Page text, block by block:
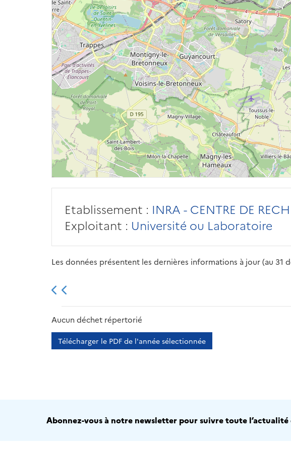
Etablissement : INRA - CENTRE DE
Exploitant : Université ou Laboratoire
Les données présentent les dernières informations à jour (au 31
2013 2014
Aucun déchet répertorié
Télécharger le PDF de l'année sélectionnée
Abonnez-vous à notre newsletter pour suivre toute l’actualité